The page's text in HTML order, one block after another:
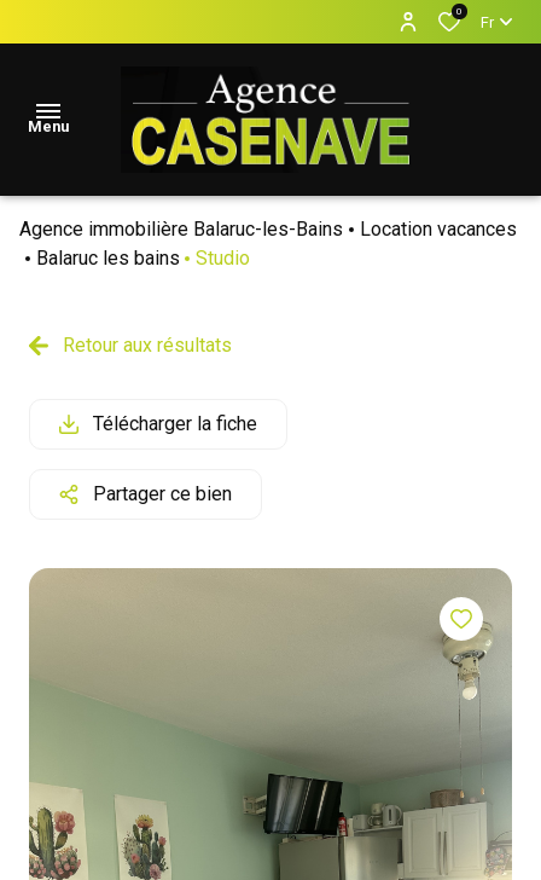
0
Fr
Menu
accueil
Vacances
annuelles
ventes
Agence immobilière Balaruc-les-Bains
Location vacances
Balaruc les bains
Studio
Retour aux résultats
Télécharger la fiche
Partager ce bien